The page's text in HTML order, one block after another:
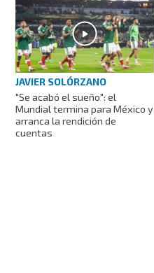
JAVIER SOLÓRZANO
"Se acabó el sueño": el
Mundial termina para México y
arranca la rendición de
cuentas